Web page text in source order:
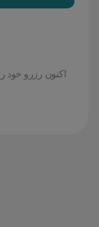
اکنون رزرو خود